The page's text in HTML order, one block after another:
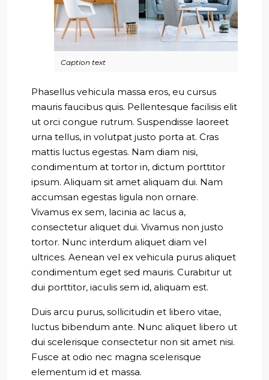
Caption text
Phasellus vehicula massa eros, eu cursus
mauris faucibus quis. Pellentesque facilisis elit
ut orci congue rutrum. Suspendisse laoreet
urna tellus, in volutpat justo porta at. Cras
mattis luctus egestas. Nam diam nisi,
condimentum at tortor in, dictum porttitor
ipsum. Aliquam sit amet aliquam dui. Nam
accumsan egestas ligula non ornare.
Vivamus ex sem, lacinia ac lacus a,
consectetur aliquet dui. Vivamus non justo
tortor. Nunc interdum aliquet diam vel
ultrices. Aenean vel ex vehicula purus aliquet
condimentum eget sed mauris. Curabitur ut
dui porttitor, iaculis sem id, aliquam est.
Duis arcu purus, sollicitudin et libero vitae,
luctus bibendum ante. Nunc aliquet libero ut
dui scelerisque consectetur non sit amet nisi.
Fusce at odio nec magna scelerisque
elementum id et massa.